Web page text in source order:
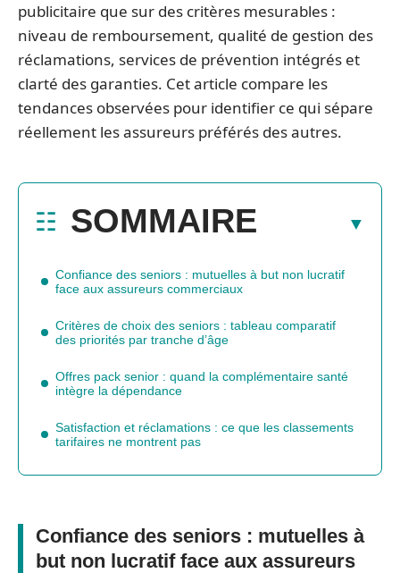
publicitaire que sur des critères mesurables :
niveau de remboursement, qualité de gestion des
réclamations, services de prévention intégrés et
clarté des garanties. Cet article compare les
tendances observées pour identifier ce qui sépare
réellement les assureurs préférés des autres.
SOMMAIRE
Confiance des seniors : mutuelles à but non lucratif
face aux assureurs commerciaux
Critères de choix des seniors : tableau comparatif
des priorités par tranche d’âge
Offres pack senior : quand la complémentaire santé
intègre la dépendance
Satisfaction et réclamations : ce que les classements
tarifaires ne montrent pas
Confiance des seniors : mutuelles à
but non lucratif face aux assureurs